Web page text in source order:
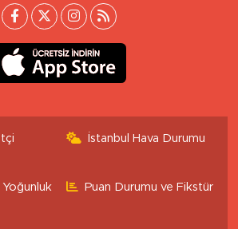
İstanbul Hava Durumu
Puan Durumu ve Fikstür